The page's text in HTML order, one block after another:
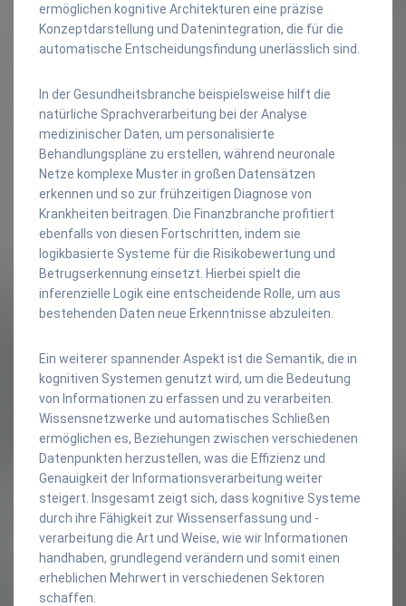
ermöglichen kognitive Architekturen eine präzise
Konzeptdarstellung und Datenintegration, die für die
automatische Entscheidungsfindung unerlässlich sind.
In der Gesundheitsbranche beispielsweise hilft die
natürliche Sprachverarbeitung bei der Analyse
medizinischer Daten, um personalisierte
Behandlungspläne zu erstellen, während neuronale
Netze komplexe Muster in großen Datensätzen
erkennen und so zur frühzeitigen Diagnose von
Krankheiten beitragen. Die Finanzbranche profitiert
ebenfalls von diesen Fortschritten, indem sie
logikbasierte Systeme für die Risikobewertung und
Betrugserkennung einsetzt. Hierbei spielt die
inferenzielle Logik eine entscheidende Rolle, um aus
bestehenden Daten neue Erkenntnisse abzuleiten.
Ein weiterer spannender Aspekt ist die Semantik, die in
kognitiven Systemen genutzt wird, um die Bedeutung
von Informationen zu erfassen und zu verarbeiten.
Wissensnetzwerke und automatisches Schließen
ermöglichen es, Beziehungen zwischen verschiedenen
Datenpunkten herzustellen, was die Effizienz und
Genauigkeit der Informationsverarbeitung weiter
steigert. Insgesamt zeigt sich, dass kognitive Systeme
durch ihre Fähigkeit zur Wissenserfassung und -
verarbeitung die Art und Weise, wie wir Informationen
handhaben, grundlegend verändern und somit einen
erheblichen Mehrwert in verschiedenen Sektoren
schaffen.